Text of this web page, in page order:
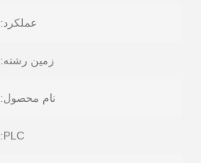
عملکرد:
زمین رشته:
نام محصول:
PLC: